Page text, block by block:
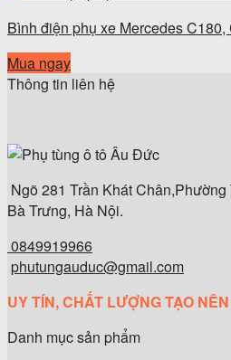
Bình điện phụ xe Mercedes
Mua ngay
Thông tin liên hệ
Ngõ 281 Trần Khát
Bà Trưng, Hà Nội.
0849919966
phutungauduc@gmail.com
UY TÍN, CHẤT LƯỢNG TẠO
Danh mục sản phẩm